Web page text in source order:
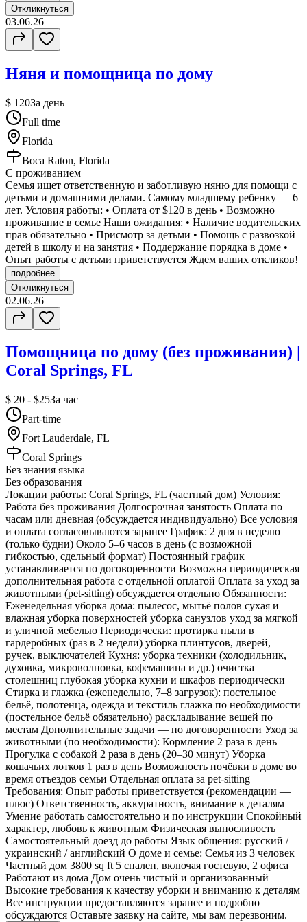
Откликнуться
03.06.26
Няня и помощница по дому
$ 120За день
Full time
Florida
Boca Raton, Florida
С проживанием
Семья ищет ответственную и заботливую няню для помощи с
детьми и домашними делами. Самому младшему ребенку — 6
лет. Условия работы: • Оплата от $120 в день • Возможно
проживание в семье Наши ожидания: • Наличие водительских
прав обязательно • Присмотр за детьми • Помощь с развозкой
детей в школу и на занятия • Поддержание порядка в доме •
Опыт работы с детьми приветствуется Ждем ваших откликов!
подробнее
Откликнуться
02.06.26
Помощница по дому (без проживания) |
Coral Springs, FL
$ 20 - $25За час
Part-time
Fort Lauderdale, FL
Coral Springs
Без знания языка
Без образования
Локации работы: Coral Springs, FL (частный дом) Условия:
Работа без проживания Долгосрочная занятость Оплата по
часам или дневная (обсуждается индивидуально) Все условия
и оплата согласовываются заранее График: 2 дня в неделю
(только будни) Около 5–6 часов в день (с возможной
гибкостью, сдельный формат) Постоянный график
устанавливается по договоренности Возможна периодическая
дополнительная работа с отдельной оплатой Оплата за уход за
животными (pet-sitting) обсуждается отдельно Обязанности:
Еженедельная уборка дома: пылесос, мытьё полов сухая и
влажная уборка поверхностей уборка санузлов уход за мягкой
и уличной мебелью Периодически: протирка пыли в
гардеробных (раз в 2 недели) уборка плинтусов, дверей,
ручек, выключателей Кухня: уборка техники (холодильник,
духовка, микроволновка, кофемашина и др.) очистка
столешниц глубокая уборка кухни и шкафов периодически
Стирка и глажка (еженедельно, 7–8 загрузок): постельное
бельё, полотенца, одежда и текстиль глажка по необходимости
(постельное бельё обязательно) раскладывание вещей по
местам Дополнительные задачи — по договоренности Уход за
животными (по необходимости): Кормление 2 раза в день
Прогулка с собакой 2 раза в день (20–30 минут) Уборка
кошачьих лотков 1 раз в день Возможность ночёвки в доме во
время отъездов семьи Отдельная оплата за pet-sitting
Требования: Опыт работы приветствуется (рекомендации —
плюс) Ответственность, аккуратность, внимание к деталям
Умение работать самостоятельно и по инструкции Спокойный
характер, любовь к животным Физическая выносливость
Самостоятельный доезд до работы Язык общения: русский /
украинский / английский О доме и семье: Семья из 3 человек
Частный дом 3800 sq ft 5 спален, включая гостевую, 2 офиса
Работают из дома Дом очень чистый и организованный
Высокие требования к качеству уборки и вниманию к деталям
Все инструкции предоставляются заранее и подробно
обсуждаются Оставьте заявку на сайте, мы вам перезвоним.